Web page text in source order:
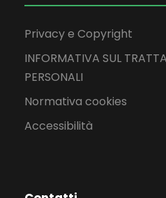
Privacy e Copyright
INFORMATIVA SUL
PERSONALI
Normativa cookies
Accessibilità